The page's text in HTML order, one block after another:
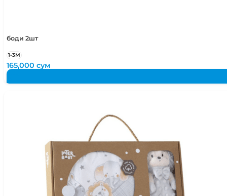
боди 2шт
1-3М
165,000сум